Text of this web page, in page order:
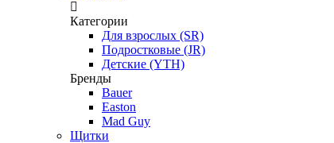
Категории
Для взрослых (SR)
Подростковые (JR)
Детские (YTH)
Бренды
Bauer
Easton
Mad Guy
Щитки